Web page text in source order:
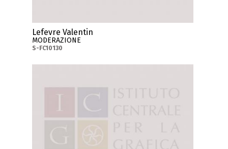
Lefevre Valentin
MODERAZIONE
S-FC10130